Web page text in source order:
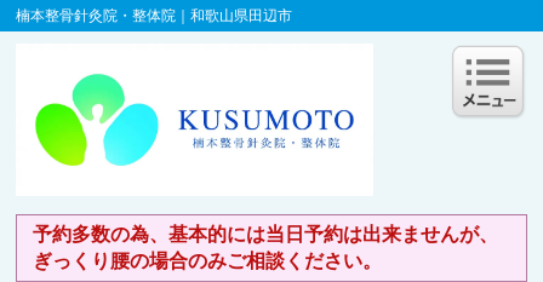
楠本整骨針灸院・整体院｜和歌山県田辺市
予約多数の為、基本的には当日予約は出来ませんが、
ぎっくり腰の場合のみご相談ください。